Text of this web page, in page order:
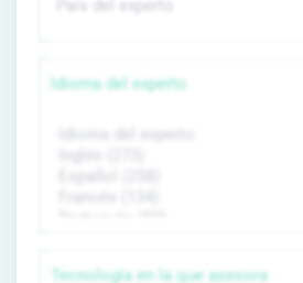
Idioma del experto
Tecnología en la que asesora